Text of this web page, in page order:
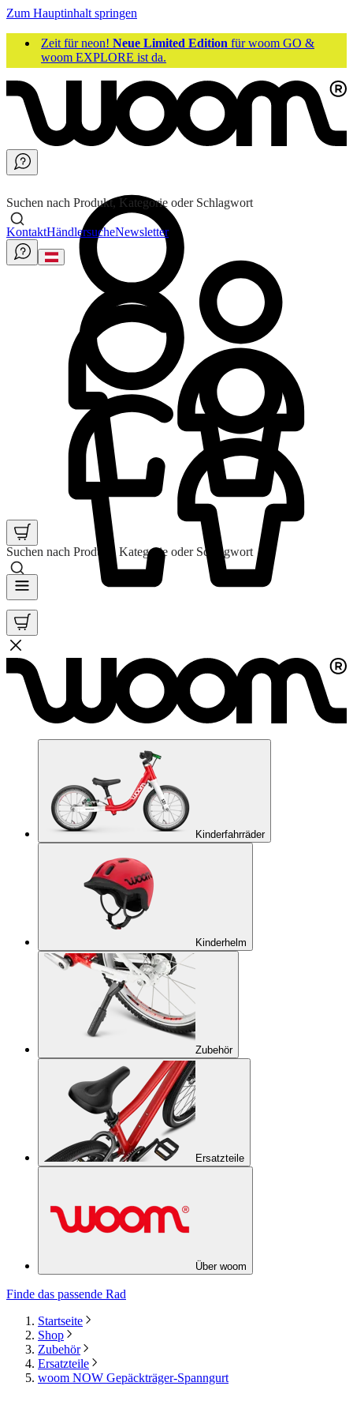
Zum Hauptinhalt springen
Zeit für neon! Neue Limited Edition für woom GO &
woom EXPLORE ist da.
Suchen nach Produkt, Kategorie oder Schlagwort
Suchen nach Produkt, Kategorie oder Schlagwort
KontaktHändlersucheNewsletter
Kinderfahrräder
Kinderhelm
Zubehör
Ersatzteile
Über woom
Finde das passende Rad
Startseite
Shop
Zubehör
Ersatzteile
woom NOW Gepäckträger-Spanngurt